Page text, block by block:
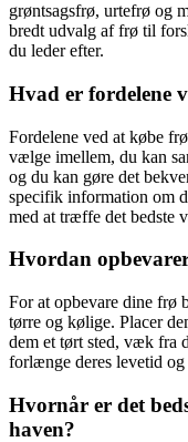
grøntsagsfrø, urtefrø og
bredt udvalg af frø til
du leder efter.
Hvad er fordelene
Fordelene ved at købe
vælge imellem, du kan
og du kan gøre det
specifik information om
med at træffe det bedste
Hvordan
For at opbevare dine frø
tørre og kølige. Placer
dem et tørt sted, væk fra
forlænge deres levetid og
Hvornår er det
haven?